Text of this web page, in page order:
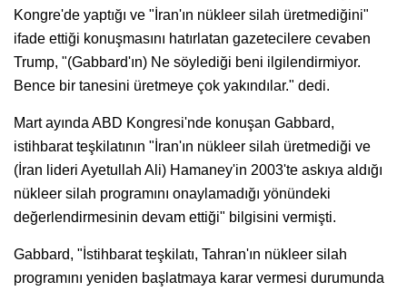
Kongre'de yaptığı ve "İran'ın nükleer silah üretmediğini"
ifade ettiği konuşmasını hatırlatan gazetecilere cevaben
Trump, "(Gabbard'ın) Ne söylediği beni ilgilendirmiyor.
Bence bir tanesini üretmeye çok yakındılar." dedi.
Mart ayında ABD Kongresi'nde konuşan Gabbard,
istihbarat teşkilatının "İran'ın nükleer silah üretmediği ve
(İran lideri Ayetullah Ali) Hamaney'in 2003'te askıya aldığı
nükleer silah programını onaylamadığı yönündeki
değerlendirmesinin devam ettiği" bilgisini vermişti.
Gabbard, "İstihbarat teşkilatı, Tahran'ın nükleer silah
programını yeniden başlatmaya karar vermesi durumunda